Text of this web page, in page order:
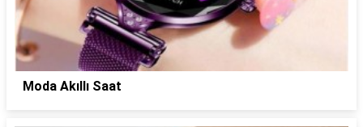
Moda Akıllı Saat